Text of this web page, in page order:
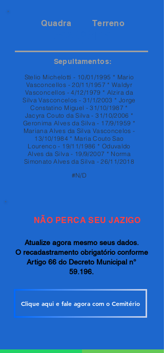
Quadra Terreno
Sepultamentos:
Stelio Michelotti - 10/01/1995 * Mario
Vasconcellos - 20/11/1957 * Waldyr
Vasconcellos - 4/12/1979 * Alzira da
Silva Vasconcelos - 31/1/2003 * Jorge
Constatino Miguel - 31/10/1987 *
Jacyra Couto da Silva - 31/10/2006 *
Geronima Alves da Silva - 17/9/1959 *
Mariana Alves da Silva Vasconcelos -
13/10/1984 * Maria Couto Sao
Lourenco - 19/11/1986 * Oduvaldo
Alves da Silva - 19/9/2007 * Norma
Simonato Alves da Silva - 26/11/2018
#N/D
NÃO PERCA SEU JAZIGO
Atualize agora mesmo seus dados.
O recadastramento obrigatório conforme
Artigo 66 do Decreto Municipal n°
59.196.
Clique aqui e fale agora com o Cemitério